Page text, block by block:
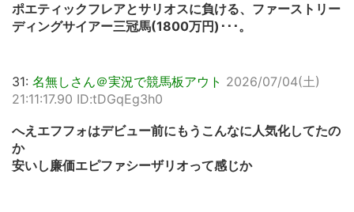
ポエティックフレアとサリオスに負ける、ファーストリー
ディングサイアー三冠馬(1800万円)･･･。
31: 名無しさん＠実況で競馬板アウト 2026/07/04(土)
21:11:17.90 ID:tDGqEg3h0
へえエフフォはデビュー前にもうこんなに人気化してたの
か
安いし廉価エピファシーザリオって感じか